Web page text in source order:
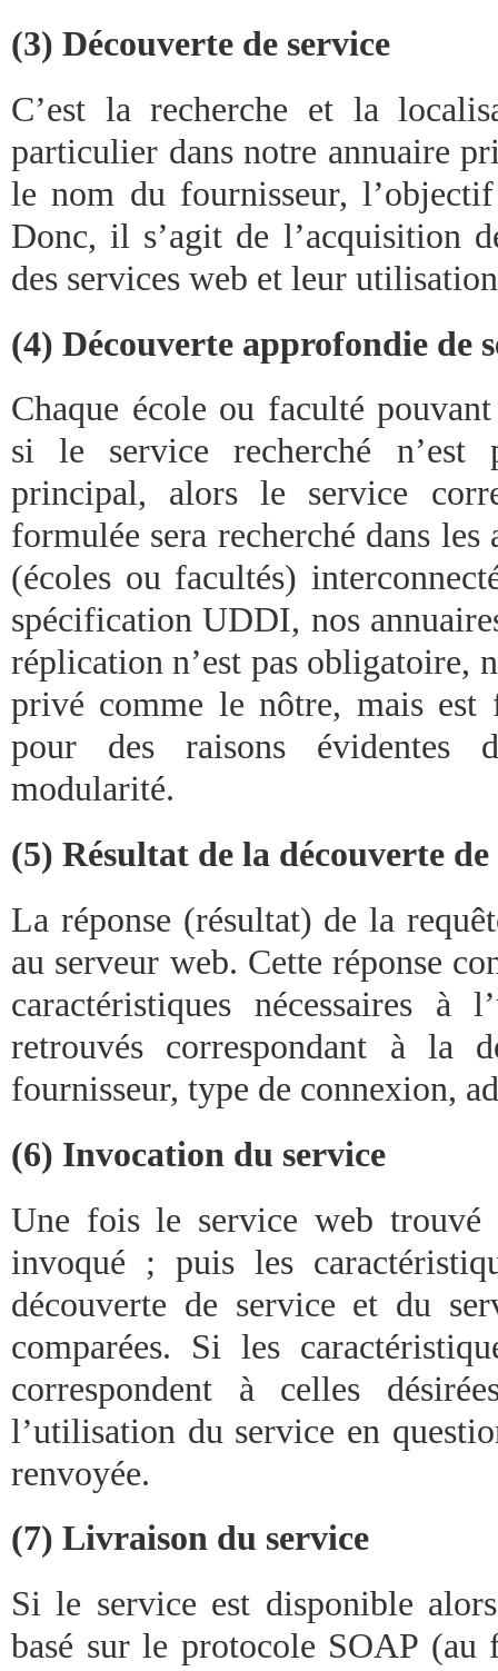
(3) Découverte de service
C’est la recherche et la
particulier dans notre annuaire
le nom du fournisseur,
Donc, il s’agit de l’acquisition
des services web et leur
(4) Découverte approfondie de
Chaque école ou faculté
si le service recherché n’est
principal, alors le service
formulée sera recherché dans les
(écoles ou facultés)
spécification UDDI, nos
réplication n’est pas obligatoire,
privé comme le nôtre, mais est
pour des raisons évidentes
modularité.
(5) Résultat de la découverte de
La réponse (résultat) de la
au serveur web. Cette réponse
caractéristiques nécessaires à
retrouvés correspondant à la
fournisseur, type de connexion,
(6) Invocation du service
Une fois le service web trouvé
invoqué ; puis les
découverte de service et du
comparées. Si les
correspondent à celles
l’utilisation du service en
renvoyée.
(7) Livraison du service
Si le service est disponible alors
basé sur le protocole SOAP